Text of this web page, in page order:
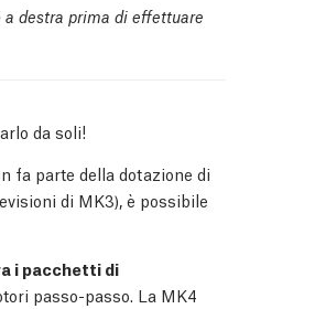
destra prima di effettuare
da soli!
fa parte della dotazione di
di MK3), è possibile
i pacchetti di
passo-passo. La MK4